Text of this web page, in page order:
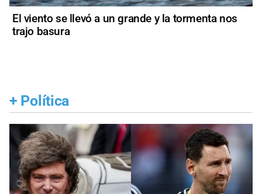
El viento se llevó a un grande y la tormenta nos
trajo basura
+ Política